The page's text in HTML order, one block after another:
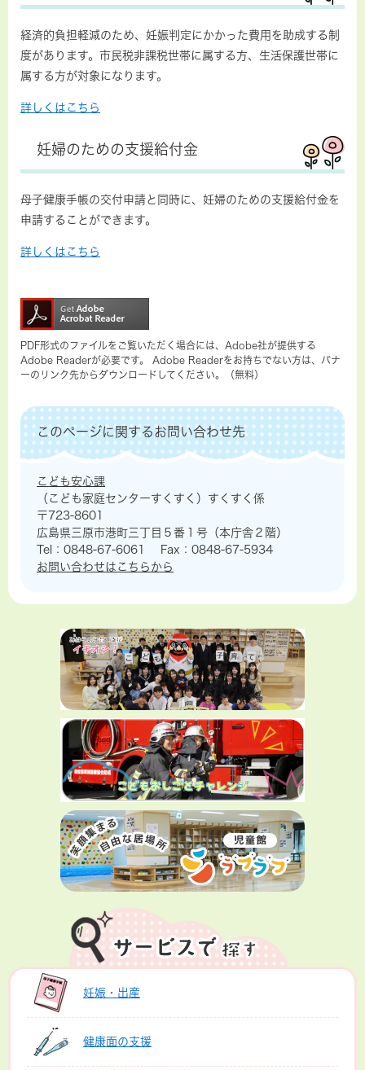
経済的負担軽減のため、妊娠判定にかかった費用を助成する制
度があります。市民税非課税世帯に属する方、生活保護世帯に
属する方が対象になります。
詳しくはこちら
妊婦のための支援給付金
母子健康手帳の交付申請と同時に、妊婦のための支援給付金を
申請することができます。
詳しくはこちら
PDF形式のファイルをご覧いただく場合には、Adobe社が提供する
Adobe Readerが必要です。
Adobe Readerをお持ちでない方は、バナ
ーのリンク先からダウンロードしてください。（無料）
このページに関するお問い合わせ先
こども安心課
（こども家庭センターすくすく）すくすく係
〒723-8601
広島県三原市港町三丁目５番１号（本庁舎２階）
Tel：0848-67-6061
Fax：0848-67-5934
お問い合わせはこちらから
妊娠・出産
健康面の支援